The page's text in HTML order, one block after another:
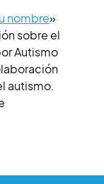
nombre»
sobre el
Autismo
autismo.